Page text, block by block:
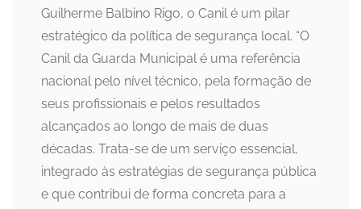
Guilherme Balbino Rigo, o Canil é um pilar
estratégico da política de segurança local. “O
Canil da Guarda Municipal é uma referência
nacional pelo nível técnico, pela formação de
seus profissionais e pelos resultados
alcançados ao longo de mais de duas
décadas. Trata-se de um serviço essencial,
integrado às estratégias de segurança pública
e que contribui de forma concreta para a